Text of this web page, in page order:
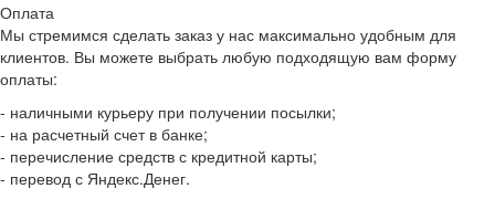
Оплата
Мы стремимся сделать заказ у нас максимально удобным для
клиентов. Вы можете выбрать любую подходящую вам форму
оплаты:
- наличными курьеру при получении посылки;
- на расчетный счет в банке;
- перечисление средств с кредитной карты;
- перевод с Яндекс.Денег.